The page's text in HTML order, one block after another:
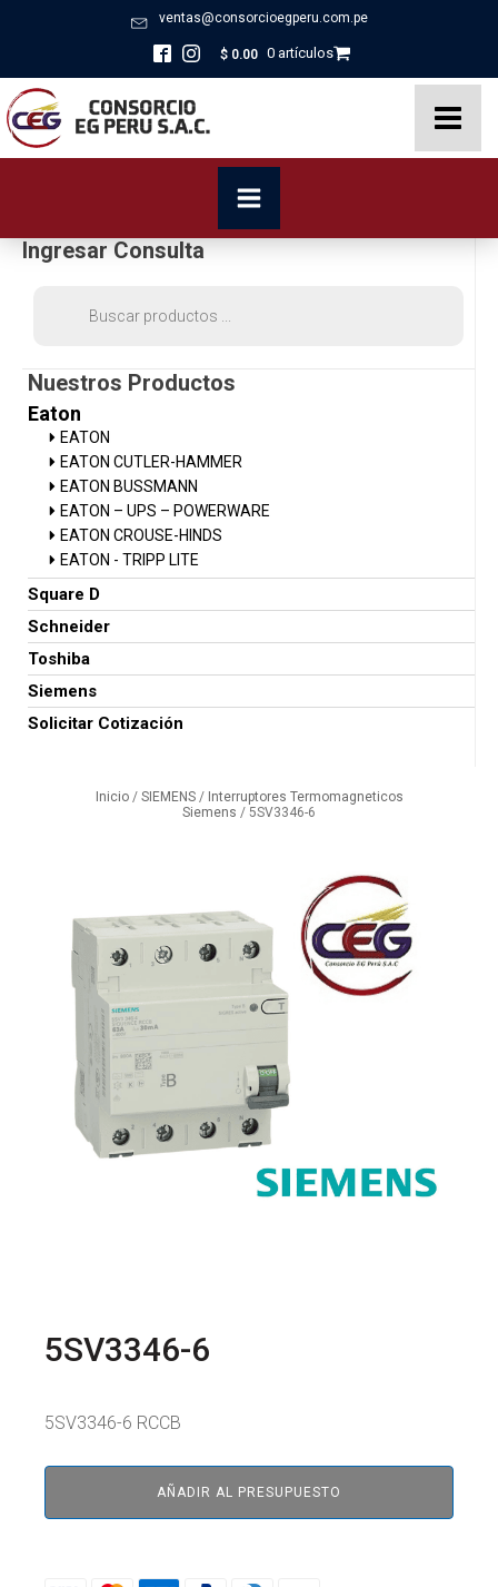
ventas@consorcioegperu.com.pe
$ 0.00 0 artículos
Ingresar Consulta
Nuestros Productos
Eaton
EATON
EATON CUTLER-HAMMER
EATON BUSSMANN
EATON – UPS – POWERWARE
EATON CROUSE-HINDS
EATON - TRIPP LITE
Square D
Schneider
Toshiba
Siemens
Solicitar Cotización
Inicio/ SIEMENS/ Interruptores Termomagneticos
Siemens / 5SV3346-6
5SV3346-6
5SV3346-6 RCCB
AÑADIR AL PRESUPUESTO